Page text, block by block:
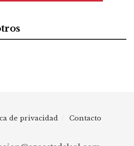
de privacidad Contacto